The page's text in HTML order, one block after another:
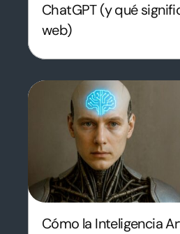
ChatGPT (y qué
web)
Cómo la Inteligencia